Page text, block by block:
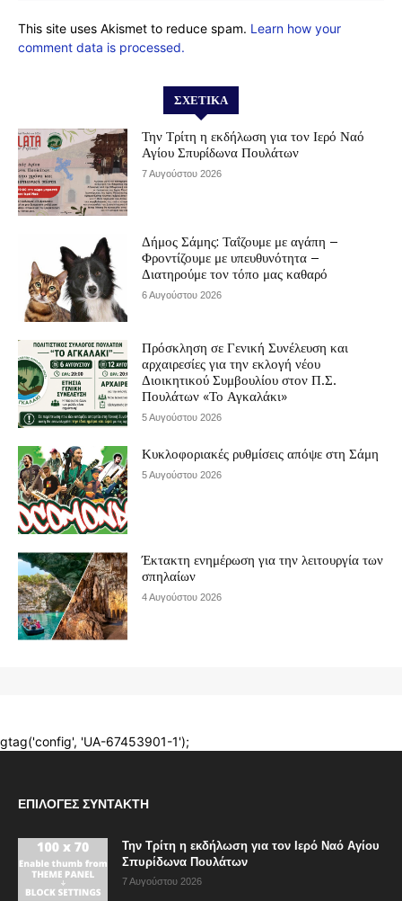
ΕΠΙΛΟΓΈΣ ΣΥΝΤΆΚΤΗ
Την Τρίτη η εκδήλωση για τον Ιερό Ναό Αγίου
Σπυρίδωνα Πουλάτων
7 Αυγούστου 2026